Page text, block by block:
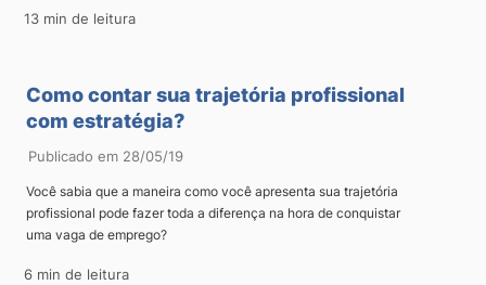
13 min de leitura
Como contar sua trajetória profissional
com estratégia?
Publicado em 28/05/19
Você sabia que a maneira como você apresenta sua trajetória
profissional pode fazer toda a diferença na hora de conquistar
uma vaga de emprego?
6 min de leitura